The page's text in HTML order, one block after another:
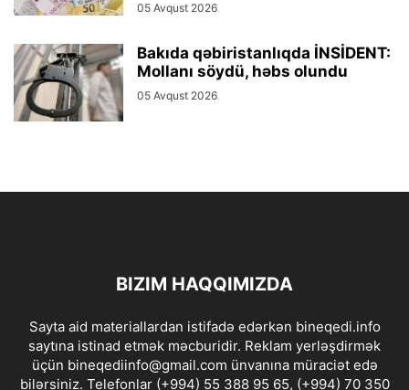
05 Avqust 2026
Bakıda qəbiristanlıqda İNSİDENT:
Mollanı söydü, həbs olundu
05 Avqust 2026
BIZIM HAQQIMIZDA
Sayta aid materiallardan istifadə edərkən bineqedi.info
saytına istinad etmək məcburidir. Reklam yerləşdirmək
üçün bineqediinfo@gmail.com ünvanına müraciət edə
bilərsiniz. Telefonlar (+994) 55 388 95 65, (+994) 70 350